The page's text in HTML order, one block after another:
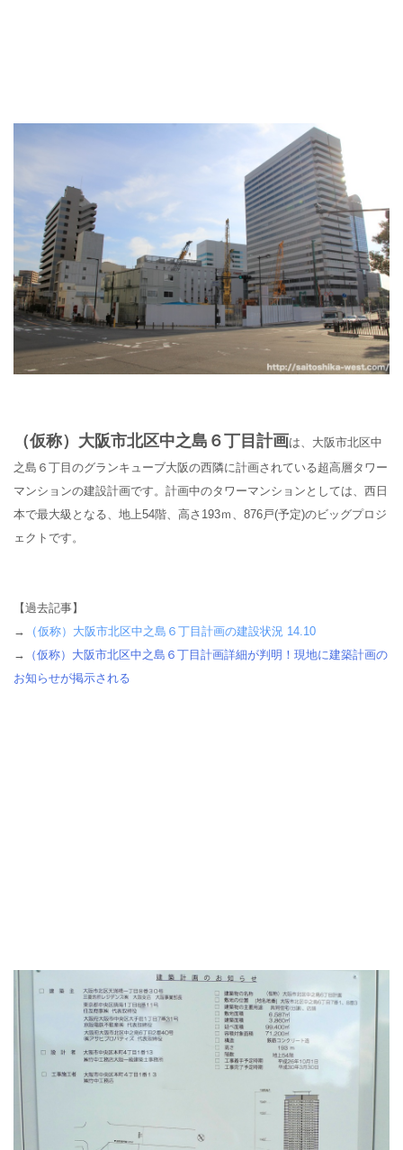
（仮称）大阪市北区中之島６丁目計画は 、大阪市北区中
之島６丁目のグランキューブ大阪の西隣に計画されている超高層タワー
マンションの建設計画です。計画中のタワーマンションとしては、西日
本で最大級となる、地上54階、高さ193ｍ、876戸(予定)のビッグプロジ
ェクトです。
【過去記事】
→
（仮称）大阪市北区中之島６丁目計画の建設状況 14.10
→
（仮称）大阪市北区中之島６丁目計画詳細が判明！現地に建築計画の
お知らせが掲示される